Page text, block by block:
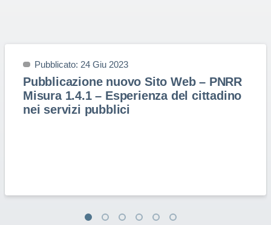
Pubblicato: 24 Giu 2023
Pubblicazione nuovo Sito Web – PNRR
Misura 1.4.1 – Esperienza del cittadino
nei servizi pubblici